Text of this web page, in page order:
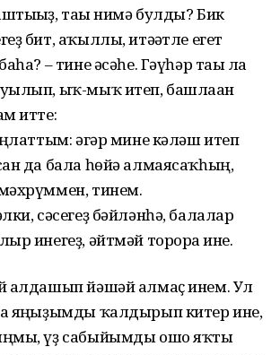
тағы нимә булды? Бик
бит, аҡыллы, итәғәтле егет
– тине әсәһе. Гәүһәр тағы ла
ыҡ-мыҡ итеп, башлаған
итте:
әгәр мине кәләш итеп
да бала һөйә алмаясаҡһың,
тинем.
сәсегеҙ бәйләнһә, балалар
инегеҙ, әйтмәй торорға ине.
алдашып йәшәй алмаҫ инем. Ул
яңғыҙымды ҡалдырып китер ине,
үҙ сабыйымды ошо яҡты